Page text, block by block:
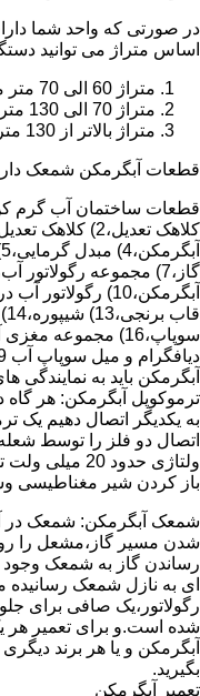
اساس متراژ می توانید
متراژ 60 الی 70 متر مربع آبگرمکن B3112
متراژ 70 الی 130 متر مربع آبگرمکن B3115 یا B3215i
متراژ بالاتر از 130 متر مربع آبگرمکن B3118 یا B3218i
قطعات آبگرمکن شمعک
آبگرمکن باید به
ترموکوپل آبگرمکن: هر
به یکدیگر اتصال دهیم یک
اتصال دو فلز را توسط
ولتاژی حدود
باز کردن شیر مغناطیسی وسایل
شمعک آبگرمکن: شمعک در
شدن مسیر گاز،مشعل را
رساندن گاز به شمعک وجود
ای به نازل شمعک
رگولاتور،یک صافی برای
شده است.و برای تعمیر هر
آبگرمکن و یا هر برند
بگیرید.
تعمیر آبگرمکن